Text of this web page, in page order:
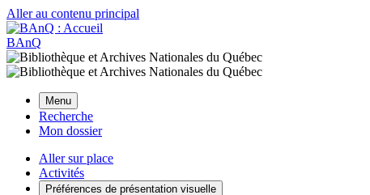
Aller au contenu principal
BAnQ
Menu
Recherche
Mon dossier
Aller sur place
Activités
Préférences de présentation visuelle